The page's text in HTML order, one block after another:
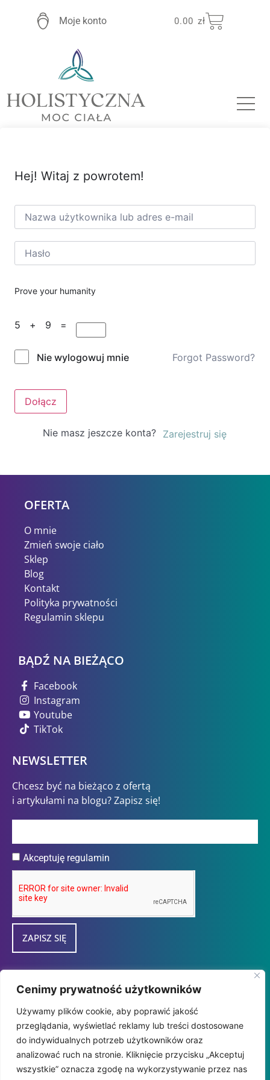
Cenimy prywatność użytkowników
Używamy plików cookie, aby poprawić jakość
przeglądania, wyświetlać reklamy lub treści dostosowane
do indywidualnych potrzeb użytkowników oraz
analizować ruch na stronie. Kliknięcie przycisku „Akceptuj
wszystkie” oznacza zgodę na wykorzystywanie przez nas
Moje konto 0.00zł
Hej! Witaj z powrotem!
Prove your humanity
5 + 9 =
Nie wylogowuj mnie Forgot Password?
Dołącz
Nie masz jeszcze konta? Zarejestruj się
OFERTA
O mnie
Zmień swoje ciało
Sklep
Blog
Kontakt
Polityka prywatności
Regulamin sklepu
BĄDŹ NA BIEŻĄCO
Facebook
Instagram
Youtube
TikTok
NEWSLETTER
Chcesz być na bieżąco z ofertą
i artykułami na blogu? Zapisz się!
Akceptuję regulamin
ZAPISZ SIĘ
Przedsiębiorca uzyskał subwencję finansową w
ramach programu "tarcza Finansowa 2.0
Polskiego Funduszu Rozwoju dla Mikro i
MałychFirm" udzieloną przez
PFR SA.